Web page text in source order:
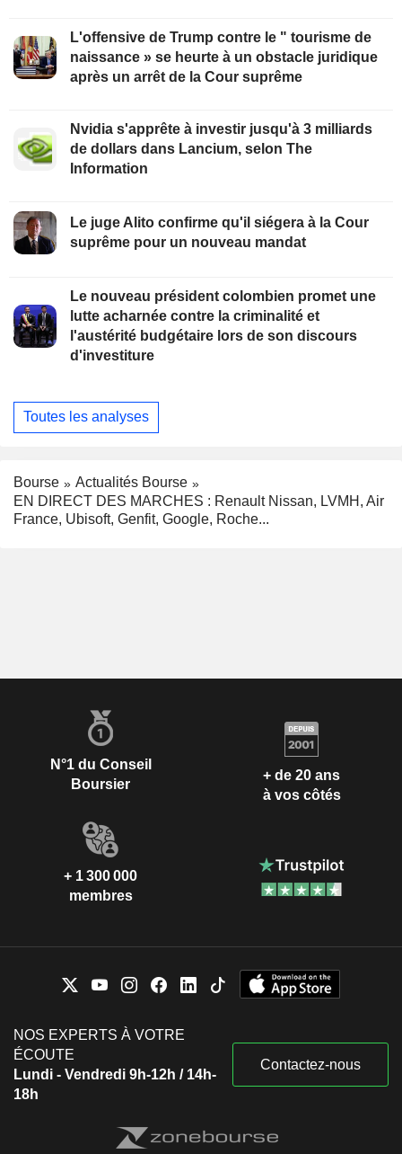
L'offensive de Trump contre le " tourisme de
naissance » se heurte à un obstacle juridique
après un arrêt de la Cour suprême
Nvidia s'apprête à investir jusqu'à 3 milliards
de dollars dans Lancium, selon The
Information
Le juge Alito confirme qu'il siégera à la Cour
suprême pour un nouveau mandat
Le nouveau président colombien promet une
lutte acharnée contre la criminalité et
l'austérité budgétaire lors de son discours
d'investiture
Toutes les analyses
Bourse
Actualités Bourse
EN DIRECT DES MARCHES : Renault Nissan, LVMH, Air
France, Ubisoft, Genfit, Google, Roche...
N°1 du Conseil
Boursier
+ de 20 ans
à vos côtés
+ 1 300 000
membres
NOS EXPERTS À VOTRE
ÉCOUTE
Lundi - Vendredi 9h-12h / 14h-
18h
Contactez-nous